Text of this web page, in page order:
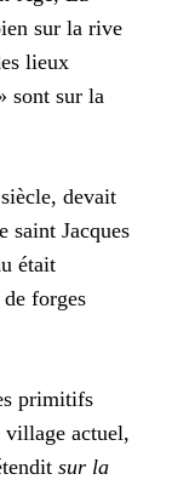
sur la rive
lieux
sont sur la
devait
saint Jacques
était
forges
primitifs
village actuel,
sur la